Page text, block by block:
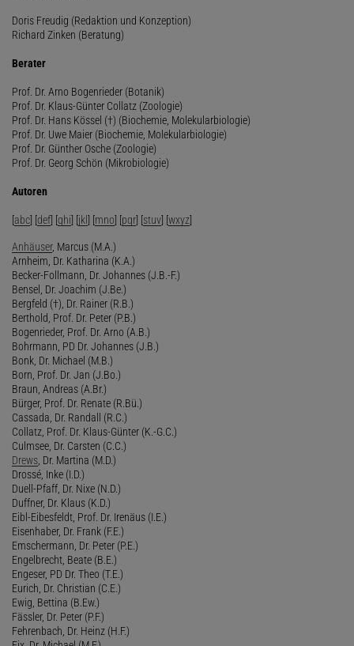
Doris Freudig (Redaktion und Konzeption)
Richard Zinken (Beratung)
Berater
Prof. Dr. Arno Bogenrieder (Botanik)
Prof. Dr. Klaus-Günter Collatz (Zoologie)
Prof. Dr. Hans Kössel (†) (Biochemie, Molekularbiologie)
Prof. Dr. Uwe Maier (Biochemie, Molekularbiologie)
Prof. Dr. Günther Osche (Zoologie)
Prof. Dr. Georg Schön (Mikrobiologie)
Autoren
[abc] [def] [ghi] [jkl] [mno] [pqr] [stuv] [wxyz]
Anhäuser, Marcus (M.A.)
Arnheim, Dr. Katharina (K.A.)
Becker-Follmann, Dr. Johannes (J.B.-F.)
Bensel, Dr. Joachim (J.Be.)
Bergfeld (†), Dr. Rainer (R.B.)
Berthold, Prof. Dr. Peter (P.B.)
Bogenrieder, Prof. Dr. Arno (A.B.)
Bohrmann, PD Dr. Johannes (J.B.)
Bonk, Dr. Michael (M.B.)
Born, Prof. Dr. Jan (J.Bo.)
Braun, Andreas (A.Br.)
Bürger, Prof. Dr. Renate (R.Bü.)
Cassada, Dr. Randall (R.C.)
Collatz, Prof. Dr. Klaus-Günter (K.-G.C.)
Culmsee, Dr. Carsten (C.C.)
Drews , Dr. Martina (M.D.)
Drossé, Inke (I.D.)
Duell-Pfaff, Dr. Nixe (N.D.)
Duffner, Dr. Klaus (K.D.)
Eibl-Eibesfeldt, Prof. Dr. Irenäus (I.E.)
Eisenhaber, Dr. Frank (F.E.)
Emschermann, Dr. Peter (P.E.)
Engelbrecht, Beate (B.E.)
Engeser, PD Dr. Theo (T.E.)
Eurich, Dr. Christian (C.E.)
Ewig, Bettina (B.Ew.)
Fässler, Dr. Peter (P.F.)
Fehrenbach, Dr. Heinz (H.F.)